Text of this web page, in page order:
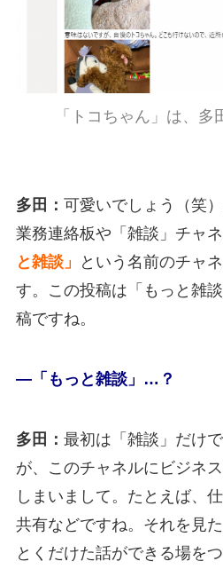
「トコちゃん」は、
多田： 可愛いでしょう（笑
業務連絡板や「雑談」チャネ
と雑談」
という名前のチャ
す。この投稿は「もっと雑
稿ですね。
―「もっと雑談」…？
多田： 最初は「雑談」だけ
が、このチャネルにビジネ
しまいまして。たとえば、
共有などですね。それを見
とくだけた話ができる場を